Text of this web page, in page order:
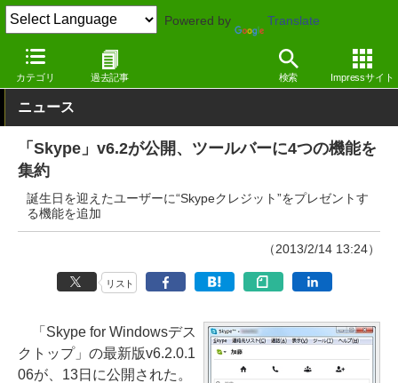
Powered by Translate
カテゴリ 過去記事 検索 Impressサイト
窓の杜 インターネット Windows
ニュース
「Skype」v6.2が公開、ツールバーに4つの機能を
集約
誕生日を迎えたユーザーに“Skypeクレジット”をプレゼントす
る機能を追加
（2013/2/14 13:24）
リスト
「Skype for Windowsデス
クトップ」の最新版v6.2.0.1
06が、13日に公開された。